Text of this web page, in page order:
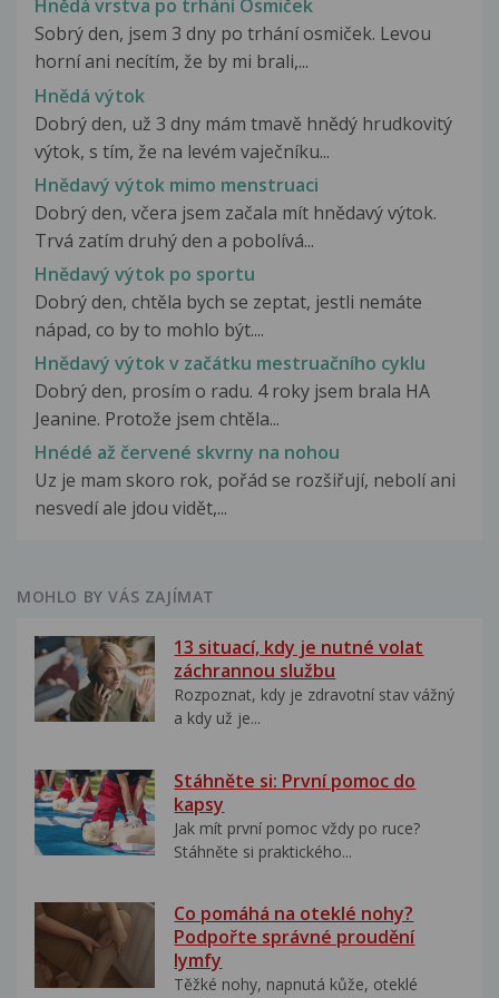
Hnědá vrstva po trhání Osmiček
Sobrý den, jsem 3 dny po trhání osmiček. Levou
horní ani necítím, že by mi brali,...
Hnědá výtok
Dobrý den, už 3 dny mám tmavě hnědý hrudkovitý
výtok, s tím, že na levém vaječníku...
Hnědavý výtok mimo menstruaci
Dobrý den, včera jsem začala mít hnědavý výtok.
Trvá zatím druhý den a pobolívá...
Hnědavý výtok po sportu
Dobrý den, chtěla bych se zeptat, jestli nemáte
nápad, co by to mohlo být....
Hnědavý výtok v začátku mestruačního cyklu
Dobrý den, prosím o radu. 4 roky jsem brala HA
Jeanine. Protože jsem chtěla...
Hnédé až červené skvrny na nohou
Uz je mam skoro rok, pořád se rozšiřují, nebolí ani
nesvedí ale jdou vidět,...
MOHLO BY VÁS ZAJÍMAT
13 situací, kdy je nutné volat
záchrannou službu
Rozpoznat, kdy je zdravotní stav vážný
a kdy už je...
Stáhněte si: První pomoc do
kapsy
Jak mít první pomoc vždy po ruce?
Stáhněte si praktického...
Co pomáhá na oteklé nohy?
Podpořte správné proudění
lymfy
Těžké nohy, napnutá kůže, oteklé